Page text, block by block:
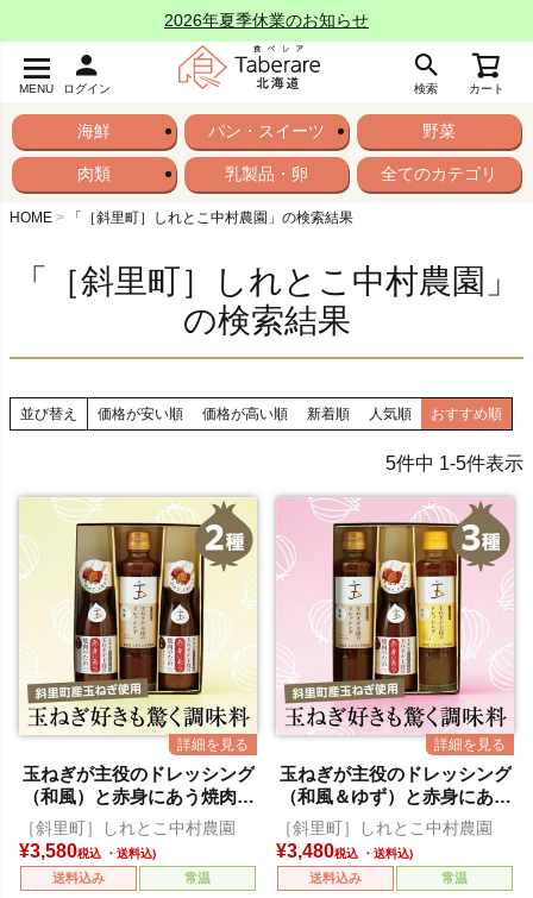
2026年夏季休業のお知らせ
MENU ログイン 検索 カート
海鮮 パン・スイーツ 野菜
肉類 乳製品・卵 全てのカテゴリ
HOME 「［斜里町］しれとこ中村農園」の検索結果
「［斜里町］しれとこ中村農園」
の検索結果
並び替え 価格が安い順 価格が高い順 新着順 人気順 おすすめ順
5件中 1-5件表示
玉ねぎが主役のドレッシング
（和風）と赤身にあう焼肉の
たれ
［斜里町］しれとこ中村農園
¥3,580税込
送料込み 常温
玉ねぎが主役のドレッシング
（和風＆ゆず）と赤身にあう
焼肉のたれ
［斜里町］しれとこ中村農園
¥3,480税込
送料込み 常温